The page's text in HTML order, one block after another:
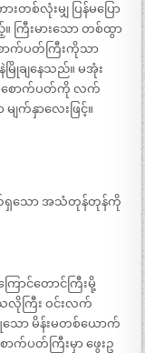
စ်လုံးမျှ ပြန်မပြော
ကြီးမားသော တစ်ထွာ
ောက်ပတ်ကြီးကိုသာ
မြိုချနေသည်။ မအုံး
စောက်ပတ်ကို လက်
ျက်နှာလေးဖြင့်။
ရှသော အသံတုန်တုန်ကို
ာင်တောင်ကြီးမို့
လိုကြီး ဝင်းလက်
ော မိန်းမတစ်ယောက်
ပတ်ကြီးမှာ ဖွေးဥ